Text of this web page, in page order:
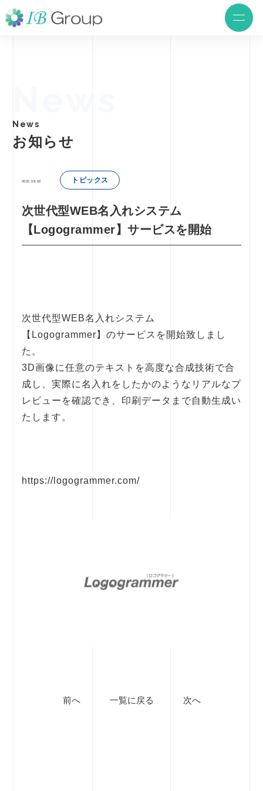
News
お知らせ
2022.09.02 トピックス
次世代型WEB名入れシステム
【Logogrammer】サービスを開始
次世代型WEB名入れシステム
【Logogrammer】のサービスを開始致しまし
た。
3D画像に任意のテキストを高度な合成技術で合
成し、実際に名入れをしたかのようなリアルなプ
レビューを確認でき、印刷データまで自動生成い
たします。
https://logogrammer.com/
前へ 一覧に戻る 次へ